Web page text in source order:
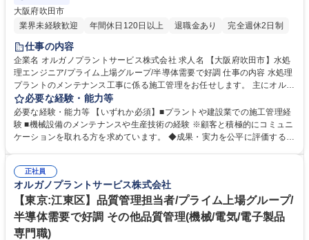
大阪府吹田市
業界未経験歓迎
年間休日120日以上 退職金あり 完全週休2日制
仕事の内容
企業名 オルガノプラントサービス株式会社 求人名 【大阪府吹田市】水処
理エンジニア/プライム上場グループ/半導体需要で好調 仕事の内容 水処理
プラントのメンテナンス工事に係る施工管理をお任せします。 主にオルガ
ノが納入した大規模水処理プラントを扱い、顧客は半導体・液晶等を製造
する電子メーカーや医薬品メーカー、食品メーカー等です。 ◆日本全国の
顧客に迅速な対応を行う為、全国に23ヶ所の出張所を設置し ており、オ
ルガノグループ各社と協力して業務を進めていきます。 【オルガノの技術
磨き上げる。当社は「水」に秘められた能力を引き出し、産業と社会の未
来を拓いていきます。※建物の改変を伴う業務は含まない 募集職種 【大
阪府吹田市】水処理エンジニア/プライム上場グループ/半導体需要で好調
必要な経験・能力等
必要な経験・能力等 【いずれか必須】■プラントや建設業での施工管理経
験 ■機械設備のメンテナンスや生産技術の経験 ※顧客と積極的にコミュニ
ケーションを取れる方を求めています。 ◆成果・実力を公平に評価する資
います。 ◆高度経済成長期に普及した全国の多くの上下水道施設が老朽
化、更新時期を迎えています。「水」の能力を引き出すプライム市場上場
オルガノグループで、水処理プラントに関する経験を活かして活躍できま
す。 学歴・資格 学歴：大学院 大学 高専 短大 専修学校 高校 語学力： 資
格：第一種運転免許普通自動車
正社員
オルガノプラントサービス株式会社
【東京:江東区】品質管理担当者/プライム上場グループ/
半導体需要で好調 その他品質管理(機械/電気/電子製品
専門職)